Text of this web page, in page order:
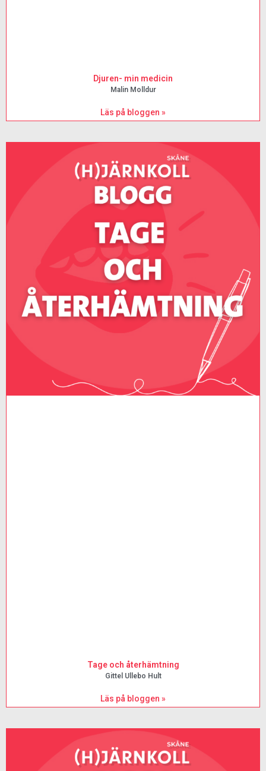
Djuren- min medicin
Malin Molldur
Läs på bloggen »
Tage och återhämtning
Gittel Ullebo Hult
Läs på bloggen »